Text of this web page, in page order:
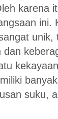
karena
ini.
unik,
dan
suku,